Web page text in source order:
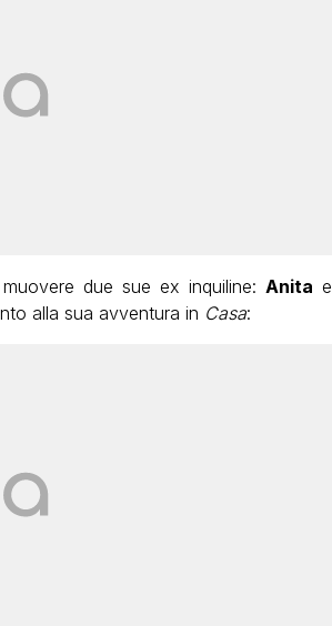
due sue ex inquiline: Anita e
alla sua avventura in Casa: